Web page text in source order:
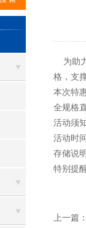
为助
格，支
本次特
全规格
活动须
活动时
存储说
特别提
上一篇